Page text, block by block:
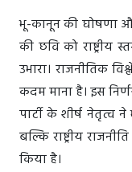
भू-कानून की घोषणा
की छवि को
उभारा। राजनीतिक
कदम माना है। इस
पार्टी के शीर्ष नेतृत्व
बल्कि राष्ट्रीय
किया है।